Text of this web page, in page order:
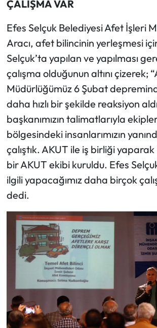
ÇALIŞMA VAR
Efes Selçuk Belediyesi Afet İşleri
Aracı, afet bilincinin yerleşmesi
Selçuk’ta yapılan ve yapılması
çalışma olduğunun altını çizerek;
Müdürlüğümüz 6 Şubat
daha hızlı bir şekilde reaksiyon
başkanımızın talimatlarıyla
bölgesindeki insanlarımızın
çalıştık. AKUT ile iş birliği yaparak
bir AKUT ekibi kuruldu. Efes
ilgili yapacağımız daha birçok
dedi.